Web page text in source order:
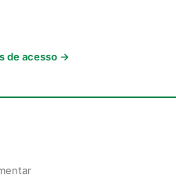
de acesso →